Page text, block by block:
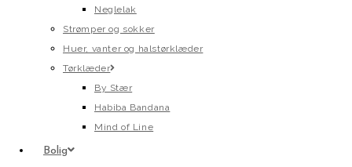
Neglelak
Strømper og sokker
Huer, vanter og halstørklæder
Tørklæder
By Stær
Habiba Bandana
Mind of Line
Bolig